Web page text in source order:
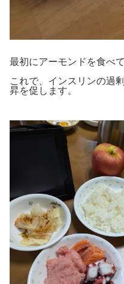
最初にアーモンドを食べ
これで、インスリンの過
昇を促します。